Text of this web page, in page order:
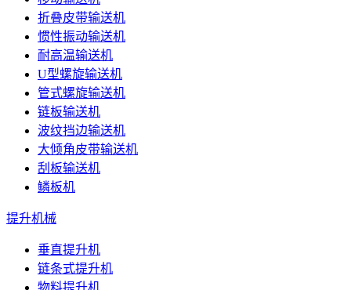
折叠皮带输送机
惯性振动输送机
耐高温输送机
U型螺旋输送机
管式螺旋输送机
链板输送机
波纹挡边输送机
大倾角皮带输送机
刮板输送机
鳞板机
提升机械
垂直提升机
链条式提升机
物料提升机